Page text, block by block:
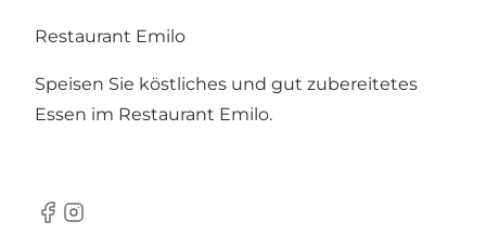
Restaurant Emilo
Speisen Sie köstliches und gut zubereitetes
Essen im Restaurant Emilo.
Facebook
Instagram